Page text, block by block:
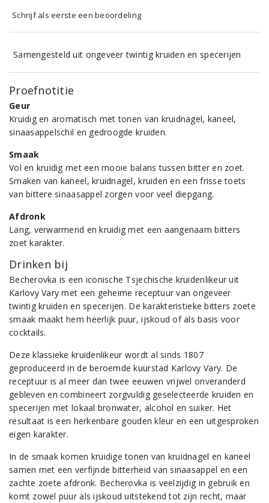
Schrijf als eerste een beoordeling
Samengesteld uit ongeveer twintig kruiden en specerijen
Proefnotitie
Geur
Kruidig en aromatisch met tonen van kruidnagel, kaneel,
sinaasappelschil en gedroogde kruiden.
Smaak
Vol en kruidig met een mooie balans tussen bitter en zoet.
Smaken van kaneel, kruidnagel, kruiden en een frisse toets
van bittere sinaasappel zorgen voor veel diepgang.
Afdronk
Lang, verwarmend en kruidig met een aangenaam bitters
zoet karakter.
Drinken bij
Becherovka is een iconische Tsjechische kruidenlikeur uit
Karlovy Vary met een geheime receptuur van ongeveer
twintig kruiden en specerijen. De karakteristieke bitters zoete
smaak maakt hem heerlijk puur, ijskoud of als basis voor
cocktails.
Deze klassieke kruidenlikeur wordt al sinds 1807
geproduceerd in de beroemde kuurstad Karlovy Vary. De
receptuur is al meer dan twee eeuwen vrijwel onveranderd
gebleven en combineert zorgvuldig geselecteerde kruiden en
specerijen met lokaal bronwater, alcohol en suiker. Het
resultaat is een herkenbare gouden kleur en een uitgesproken
eigen karakter.
In de smaak komen kruidige tonen van kruidnagel en kaneel
samen met een verfijnde bitterheid van sinaasappel en een
zachte zoete afdronk. Becherovka is veelzijdig in gebruik en
komt zowel puur als ijskoud uitstekend tot zijn recht, maar